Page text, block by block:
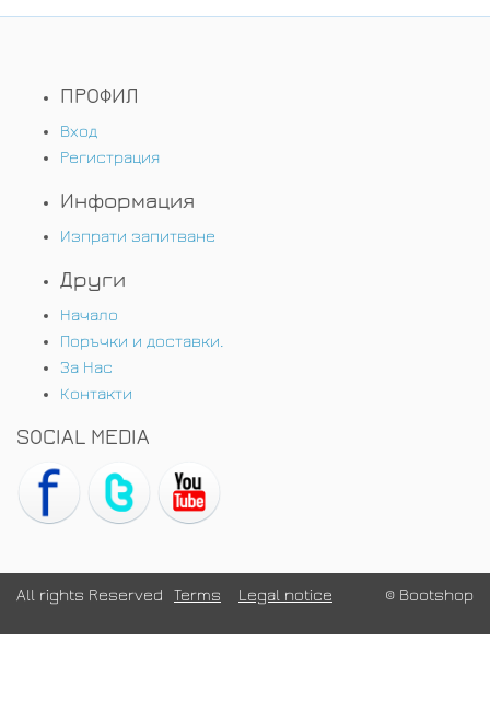
ПРОФИЛ
Вход
Регистрация
Информация
Изпрати запитване
Други
Начало
Поръчки и доставки.
За Нас
Контакти
SOCIAL MEDIA
© Bootshop
All rights Reserved Terms Legal notice